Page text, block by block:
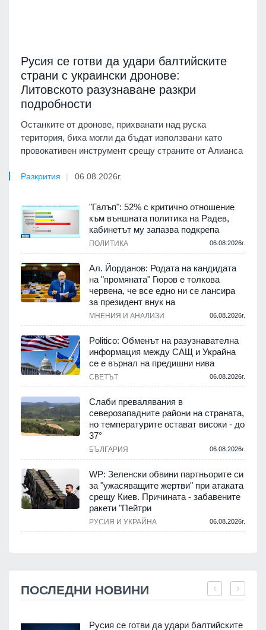
Русия се готви да удари балтийските
страни с украински дронове:
Литовското разузнаване разкри
подробности
Останките от дронове, прихванати над руска
територия, биха могли да бъдат използвани като
провокативен инструмент срещу страните от Алианса
Разкрития 06.08.2026г.
"Галъп": 52% с критично отношение
към външната политика на Радев,
кабинетът му запазва подкрепа
ПОЛИТИКА 06.08.2026г.
Ал. Йорданов: Родата на кандидата
на "промяната" Гюров е толкова
червена, че все едно ни се лансира
за президент внук на
МНЕНИЯ И АНАЛИЗИ 06.08.2026г.
Politico: Обменът на разузнавателна
информация между САЩ и Украйна
се е върнал на предишни нива
СВЕТЪТ 06.08.2026г.
Слаби превалявания в
северозападните райони на страната,
но температурите остават високи - до
37°
БЪЛГАРИЯ 06.08.2026г.
WP: Зеленски обвини партньорите си
за "ужасяващите жертви" при атаката
срещу Киев. Причината - забавените
ракети "Пейтри
РУСИЯ И УКРАЙНА 06.08.2026г.
ПОСЛЕДНИ НОВИНИ
Русия се готви да удари балтийските